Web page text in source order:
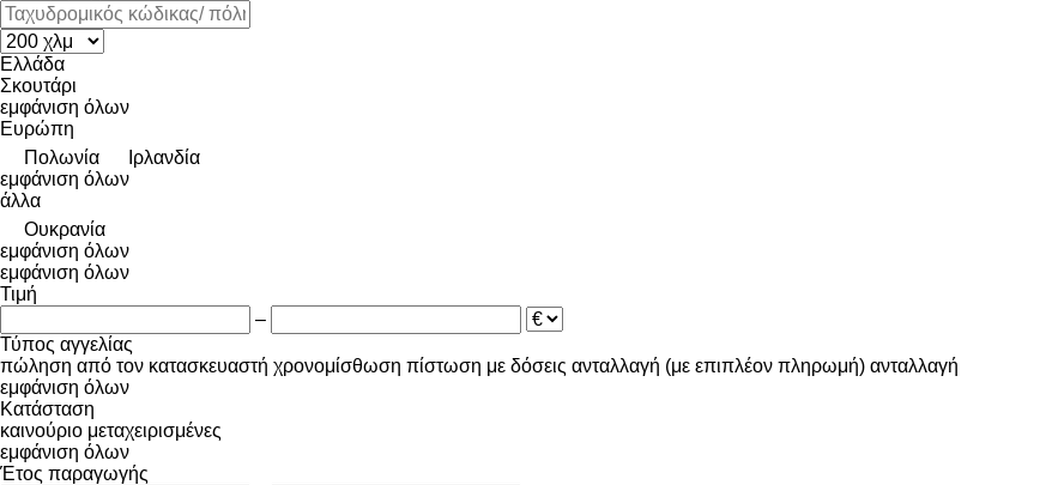
Ελλάδα
Σκουτάρι
εμφάνιση όλων
Ευρώπη
Πολωνία
Ιρλανδία
εμφάνιση όλων
άλλα
Ουκρανία
εμφάνιση όλων
εμφάνιση όλων
Τιμή
–
Τύπος αγγελίας
πώληση από τον κατασκευαστή χρονομίσθωση πίστωση με δόσεις ανταλλαγή (με επιπλέον πληρωμή) ανταλλαγή
εμφάνιση όλων
Κατάσταση
καινούριο μεταχειρισμένες
εμφάνιση όλων
Έτος παραγωγής